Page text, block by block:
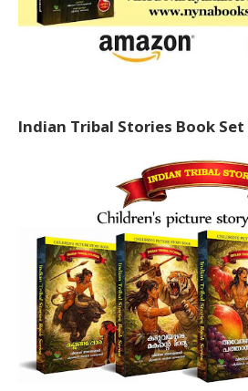
Indian Tribal Stories Book Set